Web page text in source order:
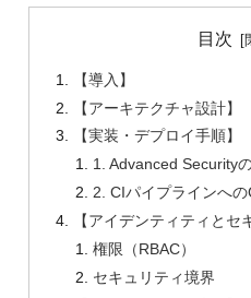
目次
【導入】
【アーキテクチャ設計】
【実装・デプロイ手順】
1. Advanced Security
2. CIパイプラインへ
【アイデンティティとセ
権限（RBAC）
セキュリティ境界